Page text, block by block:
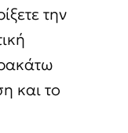
την
και το